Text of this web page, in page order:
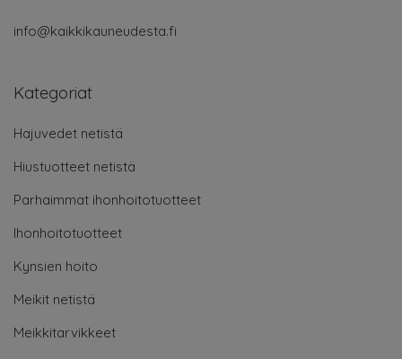
info@kaikkikauneudesta.fi
Kategoriat
Hajuvedet netistä
Hiustuotteet netistä
Parhaimmat ihonhoitotuotteet
Ihonhoitotuotteet
Kynsien hoito
Meikit netistä
Meikkitarvikkeet